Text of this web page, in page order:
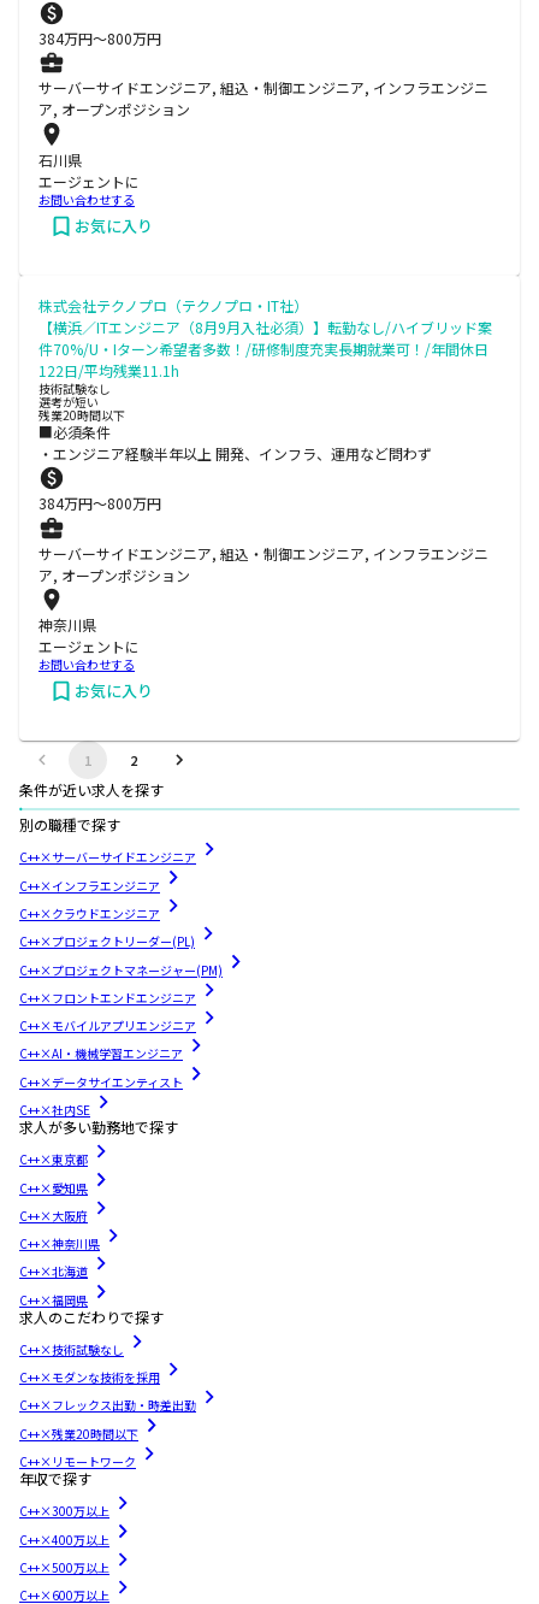
384万円〜800万円
サーバーサイドエンジニア, 組込・制御エンジニア, インフラエンジニ
ア, オープンポジション
石川県
エージェントに
お問い合わせする
お気に入り
株式会社テクノプロ（テクノプロ・IT社）
【横浜／ITエンジニア（8月9月入社必須）】転勤なし/ハイブリッド案
件70%/U・Iターン希望者多数！/研修制度充実長期就業可！/年間休日
122日/平均残業11.1h
技術試験なし
選考が短い
残業20時間以下
■必須条件
・エンジニア経験半年以上 開発、インフラ、運用など問わず
384万円〜800万円
サーバーサイドエンジニア, 組込・制御エンジニア, インフラエンジニ
ア, オープンポジション
神奈川県
エージェントに
お問い合わせする
お気に入り
1 2
条件が近い求人を探す
別の職種で探す
C++×サーバーサイドエンジニア
C++×インフラエンジニア
C++×クラウドエンジニア
C++×プロジェクトリーダー(PL)
C++×プロジェクトマネージャー(PM)
C++×フロントエンドエンジニア
C++×モバイルアプリエンジニア
C++×AI・機械学習エンジニア
C++×データサイエンティスト
C++×社内SE
求人が多い勤務地で探す
C++×東京都
C++×愛知県
C++×大阪府
C++×神奈川県
C++×北海道
C++×福岡県
求人のこだわりで探す
C++×技術試験なし
C++×モダンな技術を採用
C++×フレックス出勤・時差出勤
C++×残業20時間以下
C++×リモートワーク
年収で探す
C++×300万以上
C++×400万以上
C++×500万以上
C++×600万以上